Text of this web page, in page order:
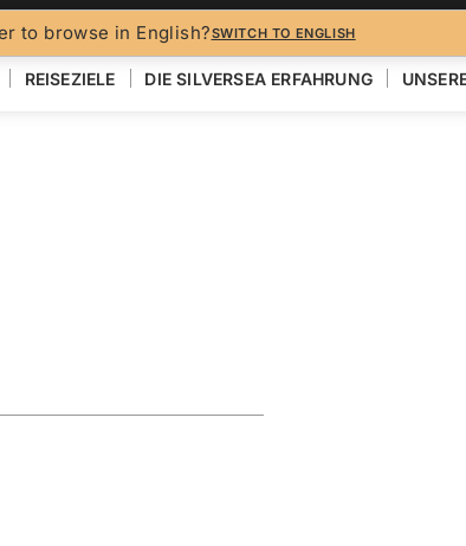
to browse in English?SWITCH TO ENGLISH
REISEZIELE DIE SILVERSEA ERFAHRUNG